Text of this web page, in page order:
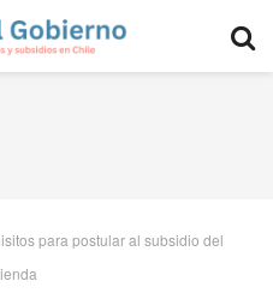
para postular al subsidio del